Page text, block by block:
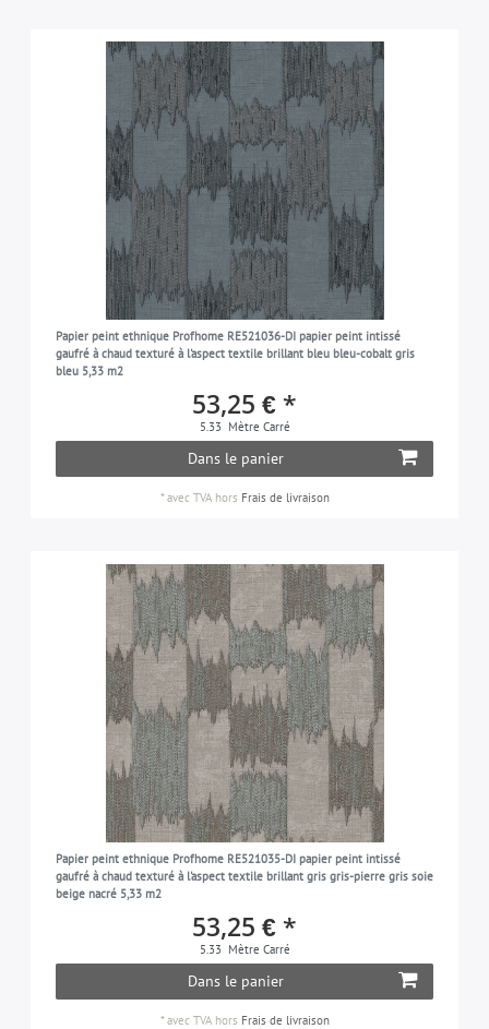
Papier peint ethnique Profhome RE521036-DI papier peint intissé
gaufré à chaud texturé à l'aspect textile brillant bleu bleu-cobalt gris
bleu 5,33 m2
53,25 € *
5.33 Mètre Carré
Dans le panier
*avec TVAhors Frais de livraison
Papier peint ethnique Profhome RE521035-DI papier peint intissé
gaufré à chaud texturé à l'aspect textile brillant gris gris-pierre gris soie
beige nacré 5,33 m2
53,25 € *
5.33 Mètre Carré
Dans le panier
*avec TVAhors Frais de livraison